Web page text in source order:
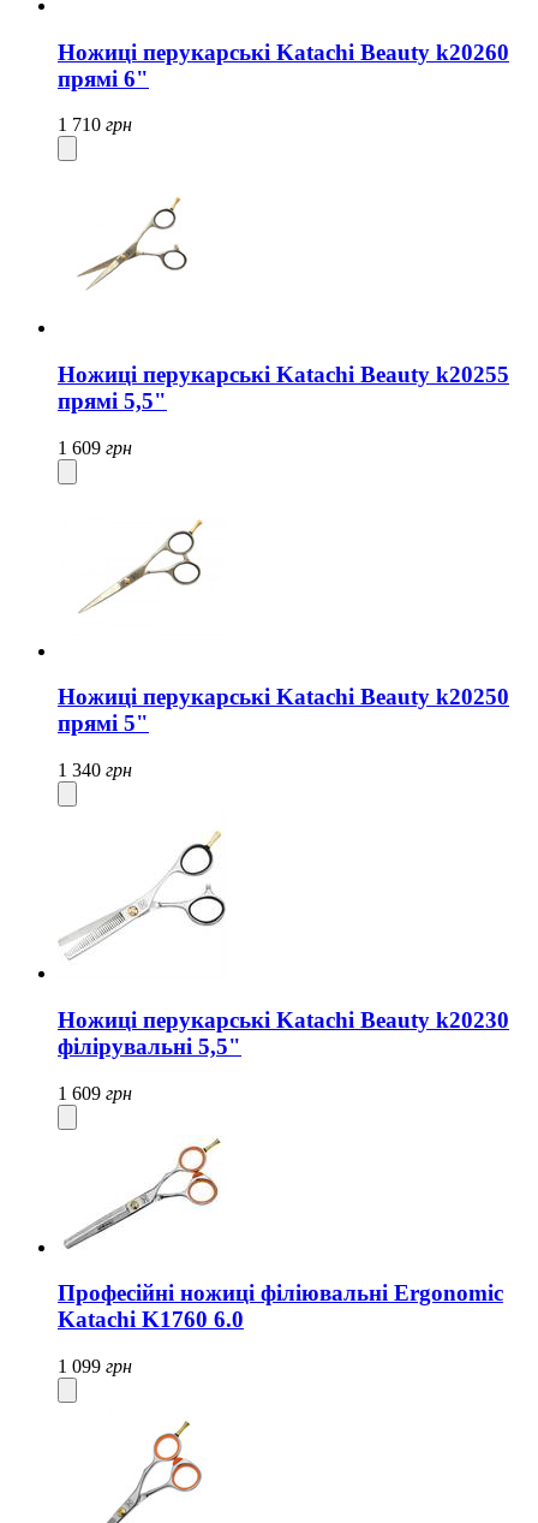
Ножиці перукарські Katachi Beauty k20260
прямі 6"
1 710 грн
Ножиці перукарські Katachi Beauty k20255
прямі 5,5"
1 609 грн
Ножиці перукарські Katachi Beauty k20250
прямі 5"
1 340 грн
Ножиці перукарські Katachi Beauty k20230
філірувальні 5,5"
1 609 грн
Професійні ножиці філіювальні Ergonomic
Katachi K1760 6.0
1 099 грн